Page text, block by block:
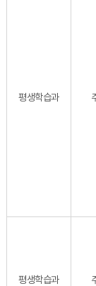
평생학습과
평생학습과